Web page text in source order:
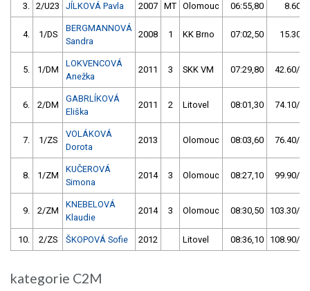
3. 2/U23 JÍLKOVÁ Pavla 2007 MT Olomouc 06:55,80 8.60/
4. 1/DS
BERGMANNOVÁ
Sandra
2008 1 KK Brno 07:02,50 15.30/
5. 1/DM
LOKVENCOVÁ
Anežka
2011 3 SKK VM 07:29,80 42.60/
6. 2/DM
GABRLÍKOVÁ
Eliška
2011 2 Litovel 08:01,30 74.10/
7. 1/ZS
VOLÁKOVÁ
Dorota
2013 Olomouc 08:03,60 76.40/
8. 1/ZM
KUČEROVÁ
Simona
2014 3 Olomouc 08:27,10 99.90/
9. 2/ZM
KNEBELOVÁ
Klaudie
2014 3 Olomouc 08:30,50 103.30/
10. 2/ZS ŠKOPOVÁ Sofie 2012 Litovel 08:36,10 108.90/
kategorie C2M